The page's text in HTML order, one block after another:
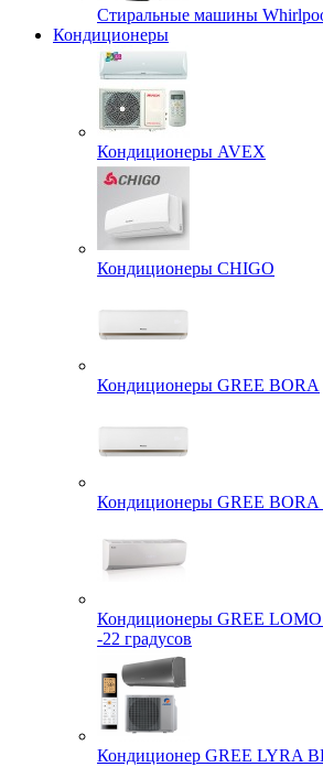
Стиральные машины
Кондиционеры
Кондиционеры AVEX
Кондиционеры CHIGO
Кондиционеры GREE BORA
Кондиционеры GREE BORA
Кондиционеры GREE
-22 градусов
Кондиционер GREE LYRA